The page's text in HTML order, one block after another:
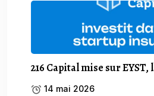
216 Capital mise sur
14 mai 2026